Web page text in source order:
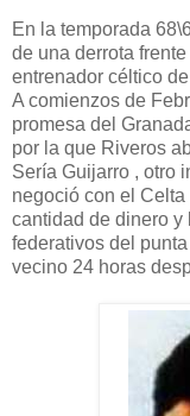
En la temporada
de una derrota
entrenador céltico
A comienzos de
promesa del
por la que Riveros
Sería Guijarro , otro
negoció con el
cantidad de dinero
federativos del
vecino 24 horas